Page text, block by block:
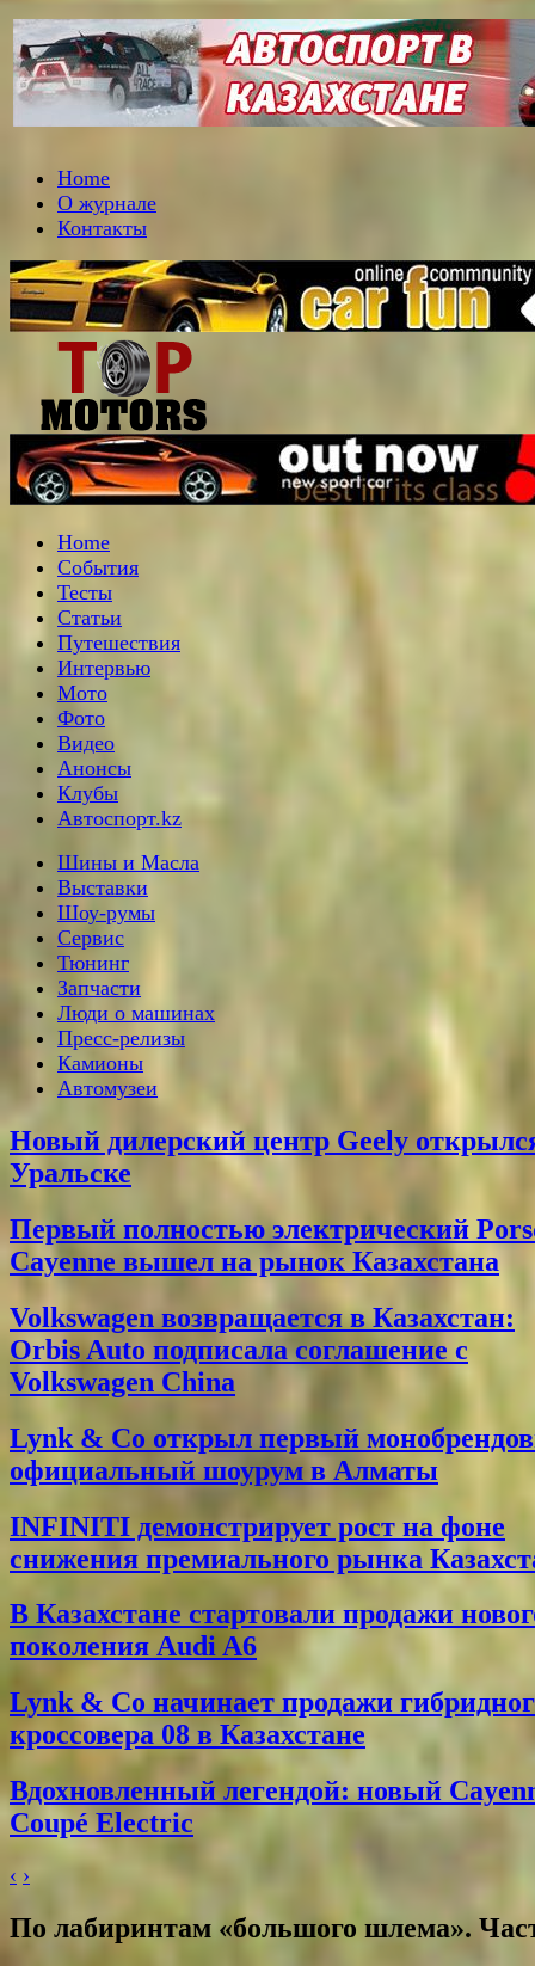
Home
О журнале
Контакты
Home
События
Тесты
Статьи
Путешествия
Интервью
Мото
Фото
Видео
Анонсы
Клубы
Автоспорт.kz
Шины и Масла
Выставки
Шоу-румы
Сервис
Тюнинг
Запчасти
Люди о машинах
Пресс-релизы
Камионы
Автомузеи
Новый дилерский центр Geely
Уральске
Первый полностью электрический
Cayenne вышел на рынок Казахстана
Volkswagen возвращается в Казахстан:
Orbis Auto подписала соглашение с
Volkswagen China
Lynk & Co открыл первый
официальный шоурум в Алматы
INFINITI демонстрирует рост на фоне
снижения премиального рынка
В Казахстане стартовали продажи
поколения Audi A6
Lynk & Co начинает продажи
кроссовера 08 в Казахстане
Вдохновленный легендой: новый
Coupé Electric
‹ ›
По лабиринтам «большого шлема».